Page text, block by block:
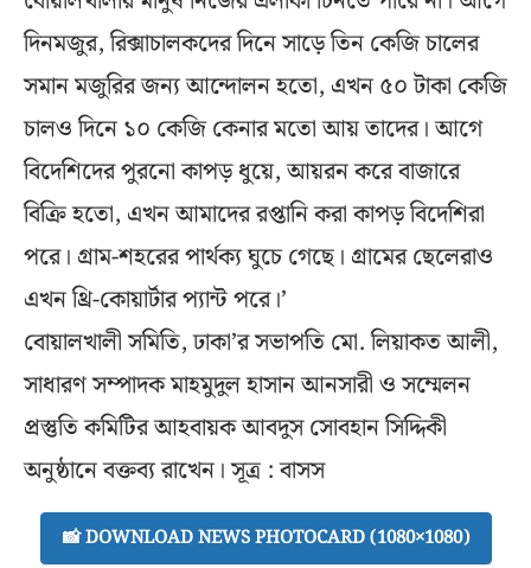
দিনমজুর, রিক্সাচালকদের দিনে সাড়ে তিন কেজি চালের
সমান মজুরির জন্য আন্দোলন হতো, এখন ৫০ টাকা কেজি
চালও দিনে ১০ কেজি কেনার মতো আয় তাদের। আগে
বিদেশিদের পুরনো কাপড় ধুয়ে, আয়রন করে বাজারে
বিক্রি হতো, এখন আমাদের রপ্তানি করা কাপড় বিদেশিরা
পরে। গ্রাম-শহরের পার্থক্য ঘুচে গেছে। গ্রামের ছেলেরাও
এখন থ্রি-কোয়ার্টার প্যান্ট পরে।’
বোয়ালখালী সমিতি, ঢাকা’র সভাপতি মো. লিয়াকত আলী,
সাধারণ সম্পাদক মাহমুদুল হাসান আনসারী ও সম্মেলন
প্রস্তুতি কমিটির আহবায়ক আবদুস সোবহান সিদ্দিকী
অনুষ্ঠানে বক্তব্য রাখেন। সূত্র : বাসস
📸 DOWNLOAD NEWS PHOTOCARD (1080×1080)